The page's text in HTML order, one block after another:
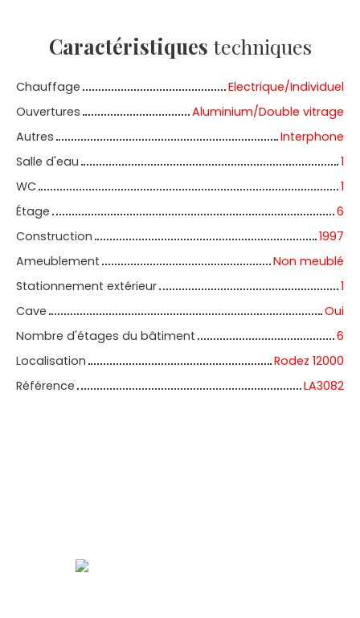
Caractéristiques techniques
Chauffage
Electrique/Individuel
Ouvertures
Aluminium/Double vitrage
Autres
Interphone
Salle d'eau
1
WC
1
Étage
6
Construction
1997
Ameublement
Non meublé
Stationnement extérieur
1
Cave
Oui
Nombre d'étages du bâtiment
6
Localisation
Rodez 12000
Référence
LA3082